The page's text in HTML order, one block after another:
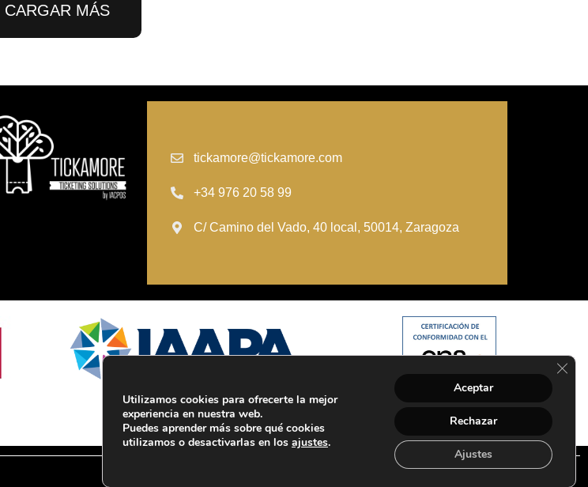
CARGAR MÁS
tickamore@tickamore.com
+34 976 20 58 99
C/ Camino del Vado, 40 local, 50014, Zaragoza
Utilizamos cookies para ofrecerte la mejor
experiencia en nuestra web.
Puedes aprender más sobre qué cookies
utilizamos o desactivarlas en los ajustes.
Aceptar
Rechazar
Ajustes